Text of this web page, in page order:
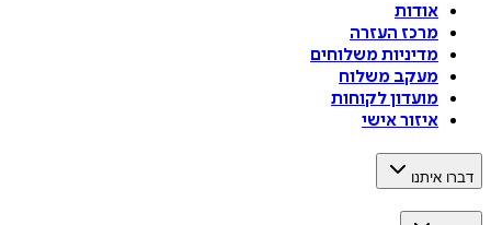
אודות
מרכז העזרה
מדיניות משלוחים
מעקב משלוח
מועדון לקוחות
איזור אישי
דברו איתנו